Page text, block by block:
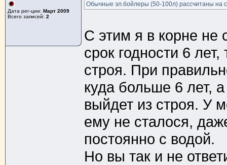
Дата рег-ции: Март 2009
Всего записей: 2
Обычные эл.бойлеры (50-100л) рассчитаны на
С этим я в корне не
срок годности 6
строя. При
куда больше 6 лет,
выйдет из строя. У
ему не сталося,
постоянно с водой.
Но вы так и не